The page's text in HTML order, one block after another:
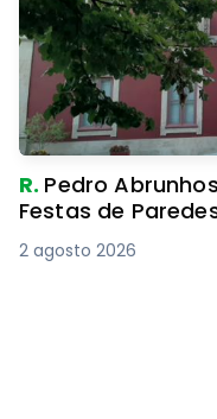
R. Pedro
Festas de
2 agosto 2026